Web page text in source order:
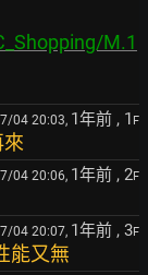
M.1
04 20:03, 1年前 , 1 F
04 20:06, 1年前 , 2F
04 20:07, 1年前 , 3F
能又無